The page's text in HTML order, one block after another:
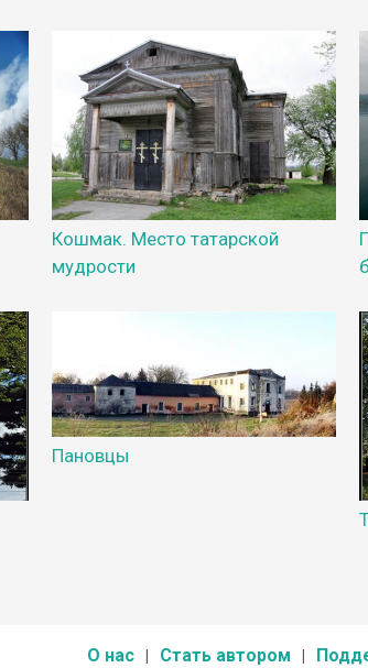
Кошмак. Место татарской
мудрости
Пановцы
О нас Стать автором